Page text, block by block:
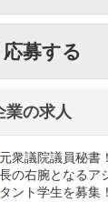
募する
業の求人
元衆議院議員秘書
長の右腕となるア
タント学生を募集！